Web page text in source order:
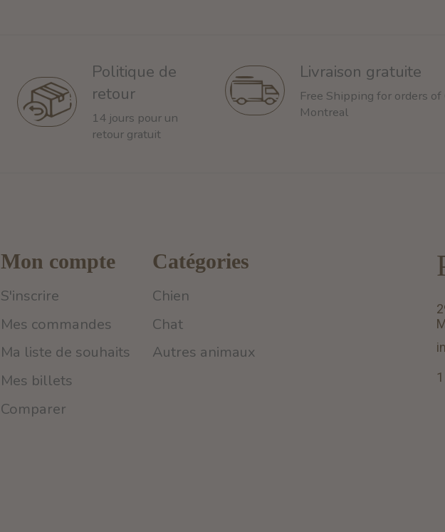
Politique de
retour
14 jours pour un
retour gratuit
Livraison gratuite
Free Shipping for orders
Montreal
Mon compte
S'inscrire
Mes commandes
Ma liste de souhaits
Mes billets
Comparer
Catégories
Chien
Chat
Autres animaux